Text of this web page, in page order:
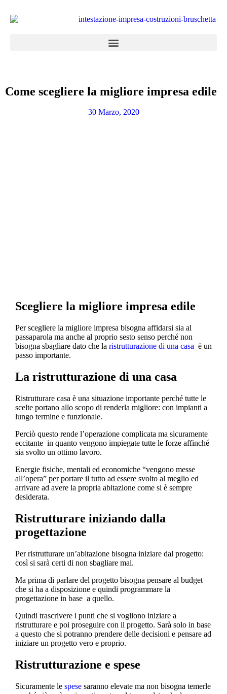
Come scegliere la migliore impresa edile
30 Marzo, 2020
Scegliere la migliore impresa edile
Per scegliere la migliore impresa bisogna affidarsi sia al
passaparola ma anche al proprio sesto senso perché non
bisogna sbagliare dato che la ristrutturazione di una casa è un
passo importante.
La ristrutturazione di una casa
Ristrutturare casa è una situazione importante perché tutte le
scelte portano allo scopo di renderla migliore: con impianti a
lungo termine e funzionale.
Perciò questo rende l’operazione complicata ma sicuramente
eccitante in quanto vengono impiegate tutte le forze affinché
sia svolto un ottimo lavoro.
Energie fisiche, mentali ed economiche “vengono messe
all’opera” per portare il tutto ad essere svolto al meglio ed
arrivare ad avere la propria abitazione come si è sempre
desiderata.
Ristrutturare iniziando dalla
progettazione
Per ristrutturare un’abitazione bisogna iniziare dal progetto:
così si sarà certi di non sbagliare mai.
Ma prima di parlare del progetto bisogna pensare al budget
che si ha a disposizione e quindi programmare la
progettazione in base a quello.
Quindi trascrivere i punti che si vogliono iniziare a
ristrutturare e poi proseguire con il progetto. Sarà solo in base
a questo che si potranno prendere delle decisioni e pensare ad
iniziare un progetto vero e proprio.
Ristrutturazione e spese
Sicuramente le spese saranno elevate ma non bisogna temerle